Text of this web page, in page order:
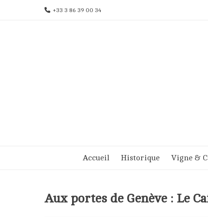
+33 3 86 39 00 34
Accueil Historique Vigne &
Aux portes de Genève : Le